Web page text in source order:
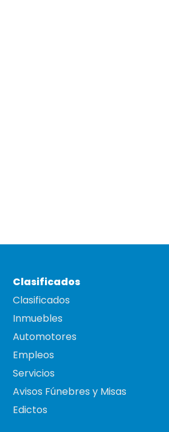
Clasificados
Clasificados
Inmuebles
Automotores
Empleos
Servicios
Avisos Fúnebres y Misas
Edictos